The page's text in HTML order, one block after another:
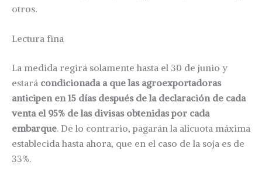
otros.
Lectura fina
La medida regirá solamente hasta el 30 de junio y
estará condicionada a que las agroexportadoras
anticipen en 15 días después de la declaración de cada
venta el 95% de las divisas obtenidas por cada
embarque. De lo contrario, pagarán la alícuota máxima
establecida hasta ahora, que en el caso de la soja es de
33%.